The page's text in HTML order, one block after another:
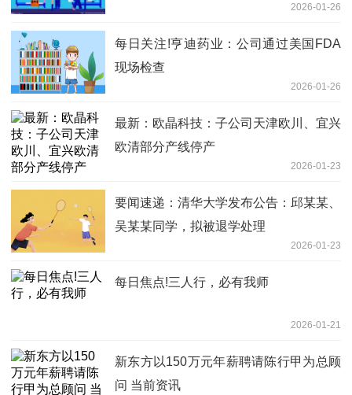
2026-01-26
每日关注!亨迪药业：公司通过美国FDA
现场检查
2026-01-26
最新：欧晶科技：子公司天津欧川、宜兴
欧清部分产线停产
2026-01-23
要闻速递：清华大学发布公告：邱某某、
吴某某同学，拟被退学处理
2026-01-23
每日焦点!三人行，必有我师
2026-01-21
新东方以150万元年薪聘请陈行甲为总顾
问 当前资讯